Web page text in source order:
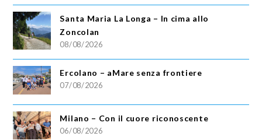
Santa Maria La Longa – In cima allo
Zoncolan
08/08/2026
Ercolano – aMare senza frontiere
07/08/2026
Milano – Con il cuore riconoscente
06/08/2026